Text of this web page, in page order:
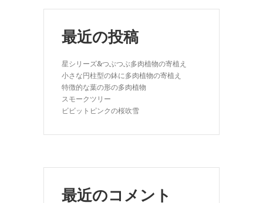
最近の投稿
星シリーズ&つぶつぶ多肉植物の寄植え
小さな円柱型の鉢に多肉植物の寄植え
特徴的な葉の形の多肉植物
スモークツリー
ビビットピンクの桜吹雪
最近のコメント